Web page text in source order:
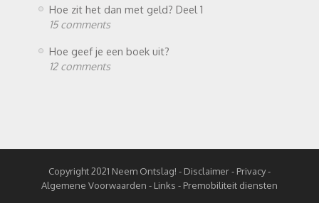
Hoe zit het dan met geld? Deel 1
15 comments
Hoe geef je een boek uit?
12 comments
Copyright 2021 Neem Ontslag! - Disclaimer - Privacy -
Algemene Voorwaarden - Links - Premobiliteit diensten